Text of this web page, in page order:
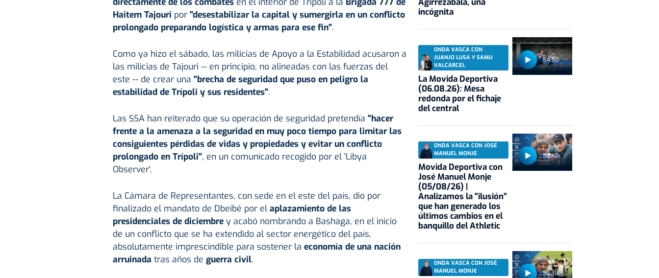
Haitem Tajouri por "desestabilizar la capital y sumergirla en un conflicto
prolongado preparando logística y armas para ese fin".
Como ya hizo el sábado, las milicias de Apoyo a la Estabilidad acusaron a
las milicias de Tajouri -- en principio, no alineadas con las fuerzas del
este -- de crear una "brecha de seguridad que puso en peligro la
estabilidad de Trípoli y sus residentes".
Las SSA han reiterado que su operación de seguridad pretendía "hacer
frente a la amenaza a la seguridad en muy poco tiempo para limitar las
consiguientes pérdidas de vidas y propiedades y evitar un conflicto
prolongado en Trípoli", en un comunicado recogido por el 'Libya
Observer'.
La Cámara de Representantes, con sede en el este del país, dio por
finalizado el mandato de Dbeibé por el aplazamiento de las
presidenciales de diciembrey acabó nombrando a Bashaga, en el inicio
de un conflicto que se ha extendido al sector energético del país,
absolutamente imprescindible para sostener la economía de una nación
arruinada tras años de guerra civil.
Agirrezabala, una
incógnita
54:50
ONDA VASCA CON
JUANJO LUSA Y SAMU
VALCÁRCEL
La Movida Deportiva
(06.08.26): Mesa
redonda por el fichaje
del central
52:42
ONDA VASCA CON JOSÉ
MANUEL MONJE
Movida Deportiva con
José Manuel Monje
(05/08/26) |
Analizamos la "ilusión"
que han generado los
últimos cambios en el
banquillo del Athletic
52:38
ONDA VASCA CON JOSÉ
MANUEL MONJE